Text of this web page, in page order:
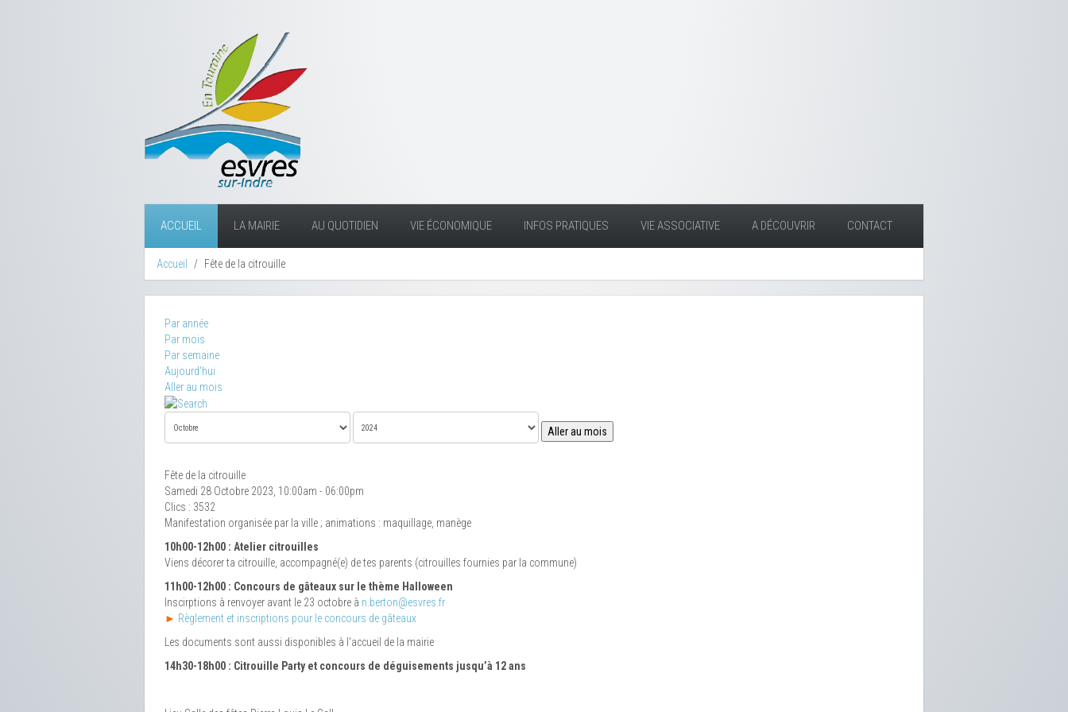
ACCUEIL LA MAIRIE AU QUOTIDIEN VIE ÉCONOMIQUE INFOS PRATIQUES VIE ASSOCIATIVE A DÉCOUVRIR CONTACT
Accueil Fête de la citrouille
Par année
Par mois
Par semaine
Aujourd'hui
Aller au mois
Aller au mois
Fête de la citrouille
Samedi 28 Octobre 2023, 10:00am - 06:00pm
Clics : 3532
Manifestation organisée par la ville ; animations : maquillage, manège
10h00-12h00 : Atelier citrouilles
Viens décorer ta citrouille, accompagné(e) de tes parents (citrouilles fournies par la commune)
11h00-12h00 : Concours de gâteaux sur le thème Halloween
Inscirptions à renvoyer avant le 23 octobre à n.berton@esvres.fr
► Règlement et inscriptions pour le concours de gâteaux
Les documents sont aussi disponibles à l'accueil de la mairie
14h30-18h00 : Citrouille Party et concours de déguisements jusqu’à 12 ans